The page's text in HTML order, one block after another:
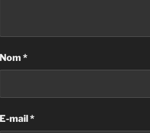
Nom *
E-mail *